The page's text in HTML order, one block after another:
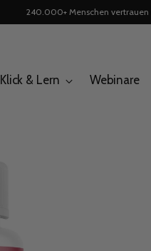
240.000+ Menschen vertrauen
Klick & Lern Webinare